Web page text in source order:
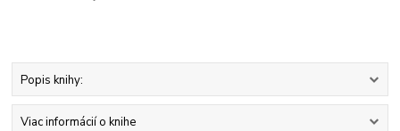
Popis knihy:
Viac informácií o knihe